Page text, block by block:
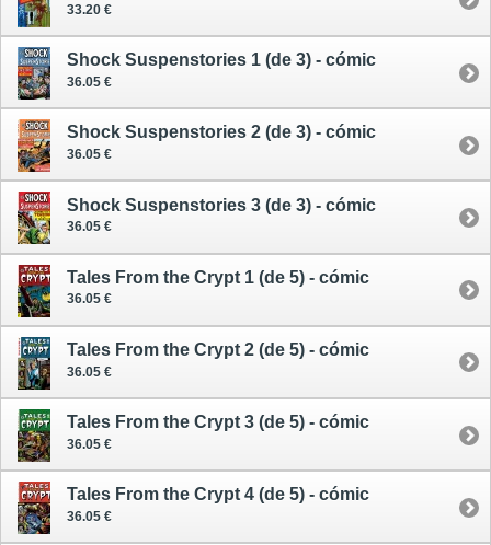
33.20 €
Shock Suspenstories 1 (de 3) - cómic
36.05 €
Shock Suspenstories 2 (de 3) - cómic
36.05 €
Shock Suspenstories 3 (de 3) - cómic
36.05 €
Tales From the Crypt 1 (de 5) - cómic
36.05 €
Tales From the Crypt 2 (de 5) - cómic
36.05 €
Tales From the Crypt 3 (de 5) - cómic
36.05 €
Tales From the Crypt 4 (de 5) - cómic
36.05 €